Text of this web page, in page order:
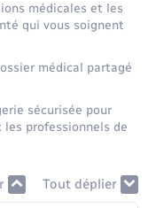
médicales et les
qui vous soignent
médical partagé
sécurisée pour
professionnels de
Tout déplier